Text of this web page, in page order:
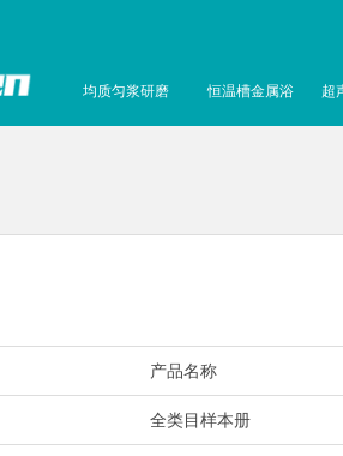
均质匀浆研磨 恒温槽金属浴 超
产品名称
全类目样本册